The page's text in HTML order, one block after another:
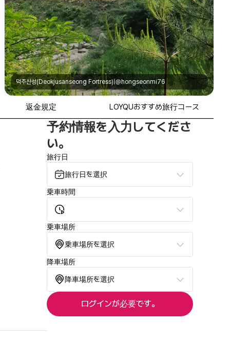
덕주산성(Deokjusanseong Fortress)|@hongseonmi76
返金規定 LOYQUおすすめ旅行コース
予約情報を入力してくださ
い。
旅行日
旅行日を選択
乗車時間
乗車場所
乗車場所を選択
降車場所
降車場所を選択
ログインが必要です。